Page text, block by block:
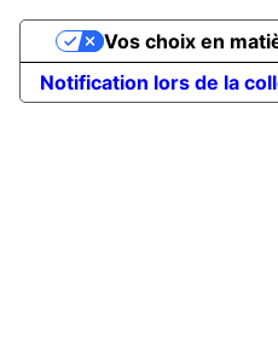
Notification lors de la
Vos choix en